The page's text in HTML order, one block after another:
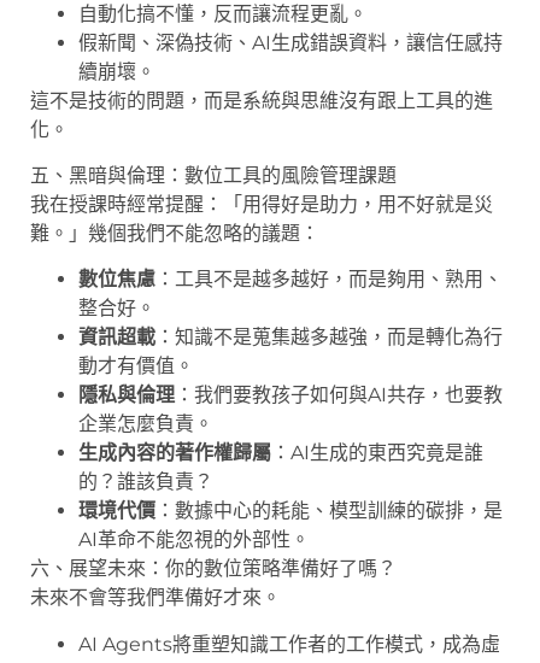
自動化搞不懂，反而讓流程更亂。
假新聞、深偽技術、AI生成錯誤資料，讓信任感持
續崩壞。
這不是技術的問題，而是系統與思維沒有跟上工具的進
化。
五、黑暗與倫理：數位工具的風險管理課題
我在授課時經常提醒：「用得好是助力，用不好就是災
難。」幾個我們不能忽略的議題：
數位焦慮 ：工具不是越多越好，而是夠用、熟用、
整合好。
資訊超載 ：知識不是蒐集越多越強，而是轉化為行
動才有價值。
隱私與倫理 ：我們要教孩子如何與AI共存，也要教
企業怎麼負責。
生成內容的著作權歸屬 ：AI生成的東西究竟是誰
的？誰該負責？
環境代價 ：數據中心的耗能、模型訓練的碳排，是
AI革命不能忽視的外部性。
六、展望未來：你的數位策略準備好了嗎？
未來不會等我們準備好才來。
AI Agents將重塑知識工作者的工作模式，成為虛